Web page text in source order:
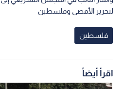
لتحرير الأقصى وفلسطين
فلسطين
اقرأ أيضاً